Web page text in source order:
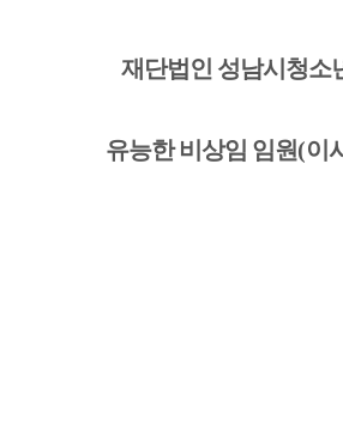
재단법인 성남시청소
유능한 비상임 임원(이